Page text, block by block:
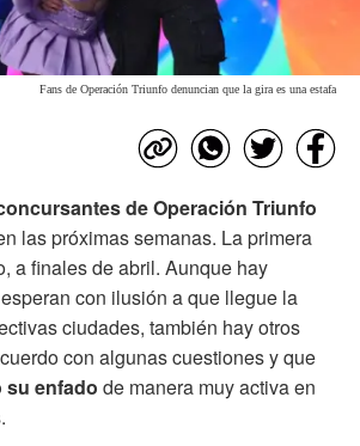
Fans de Operación Triunfo denuncian que la gira es una estafa
de Operación Triunfo
las próximas semanas. La primera
a finales de abril. Aunque hay
con ilusión a que llegue la
ciudades, también hay otros
con algunas cuestiones y que
su enfado de manera muy activa en